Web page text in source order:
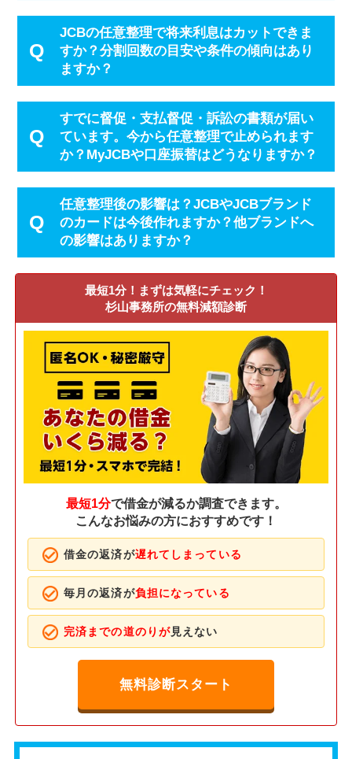
JCBの任意整理で将来利息はカットできま
すか？分割回数の目安や条件の傾向はあり
ますか？
すでに督促・支払督促・訴訟の書類が届い
ています。今から任意整理で止められます
か？MyJCBや口座振替はどうなりますか？
任意整理後の影響は？JCBやJCBブランド
のカードは今後作れますか？他ブランドへ
の影響はありますか？
最短1分！まずは気軽にチェック！
杉山事務所の無料減額診断
最短1分で借金が減るか調査できます。
こんなお悩みの方におすすめです！
借金の返済が遅れてしまっている
毎月の返済が負担になっている
完済までの道のりが見えない
無料診断スタート